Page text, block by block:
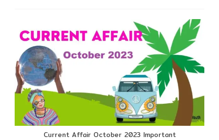
Current Affair October 2023 Important